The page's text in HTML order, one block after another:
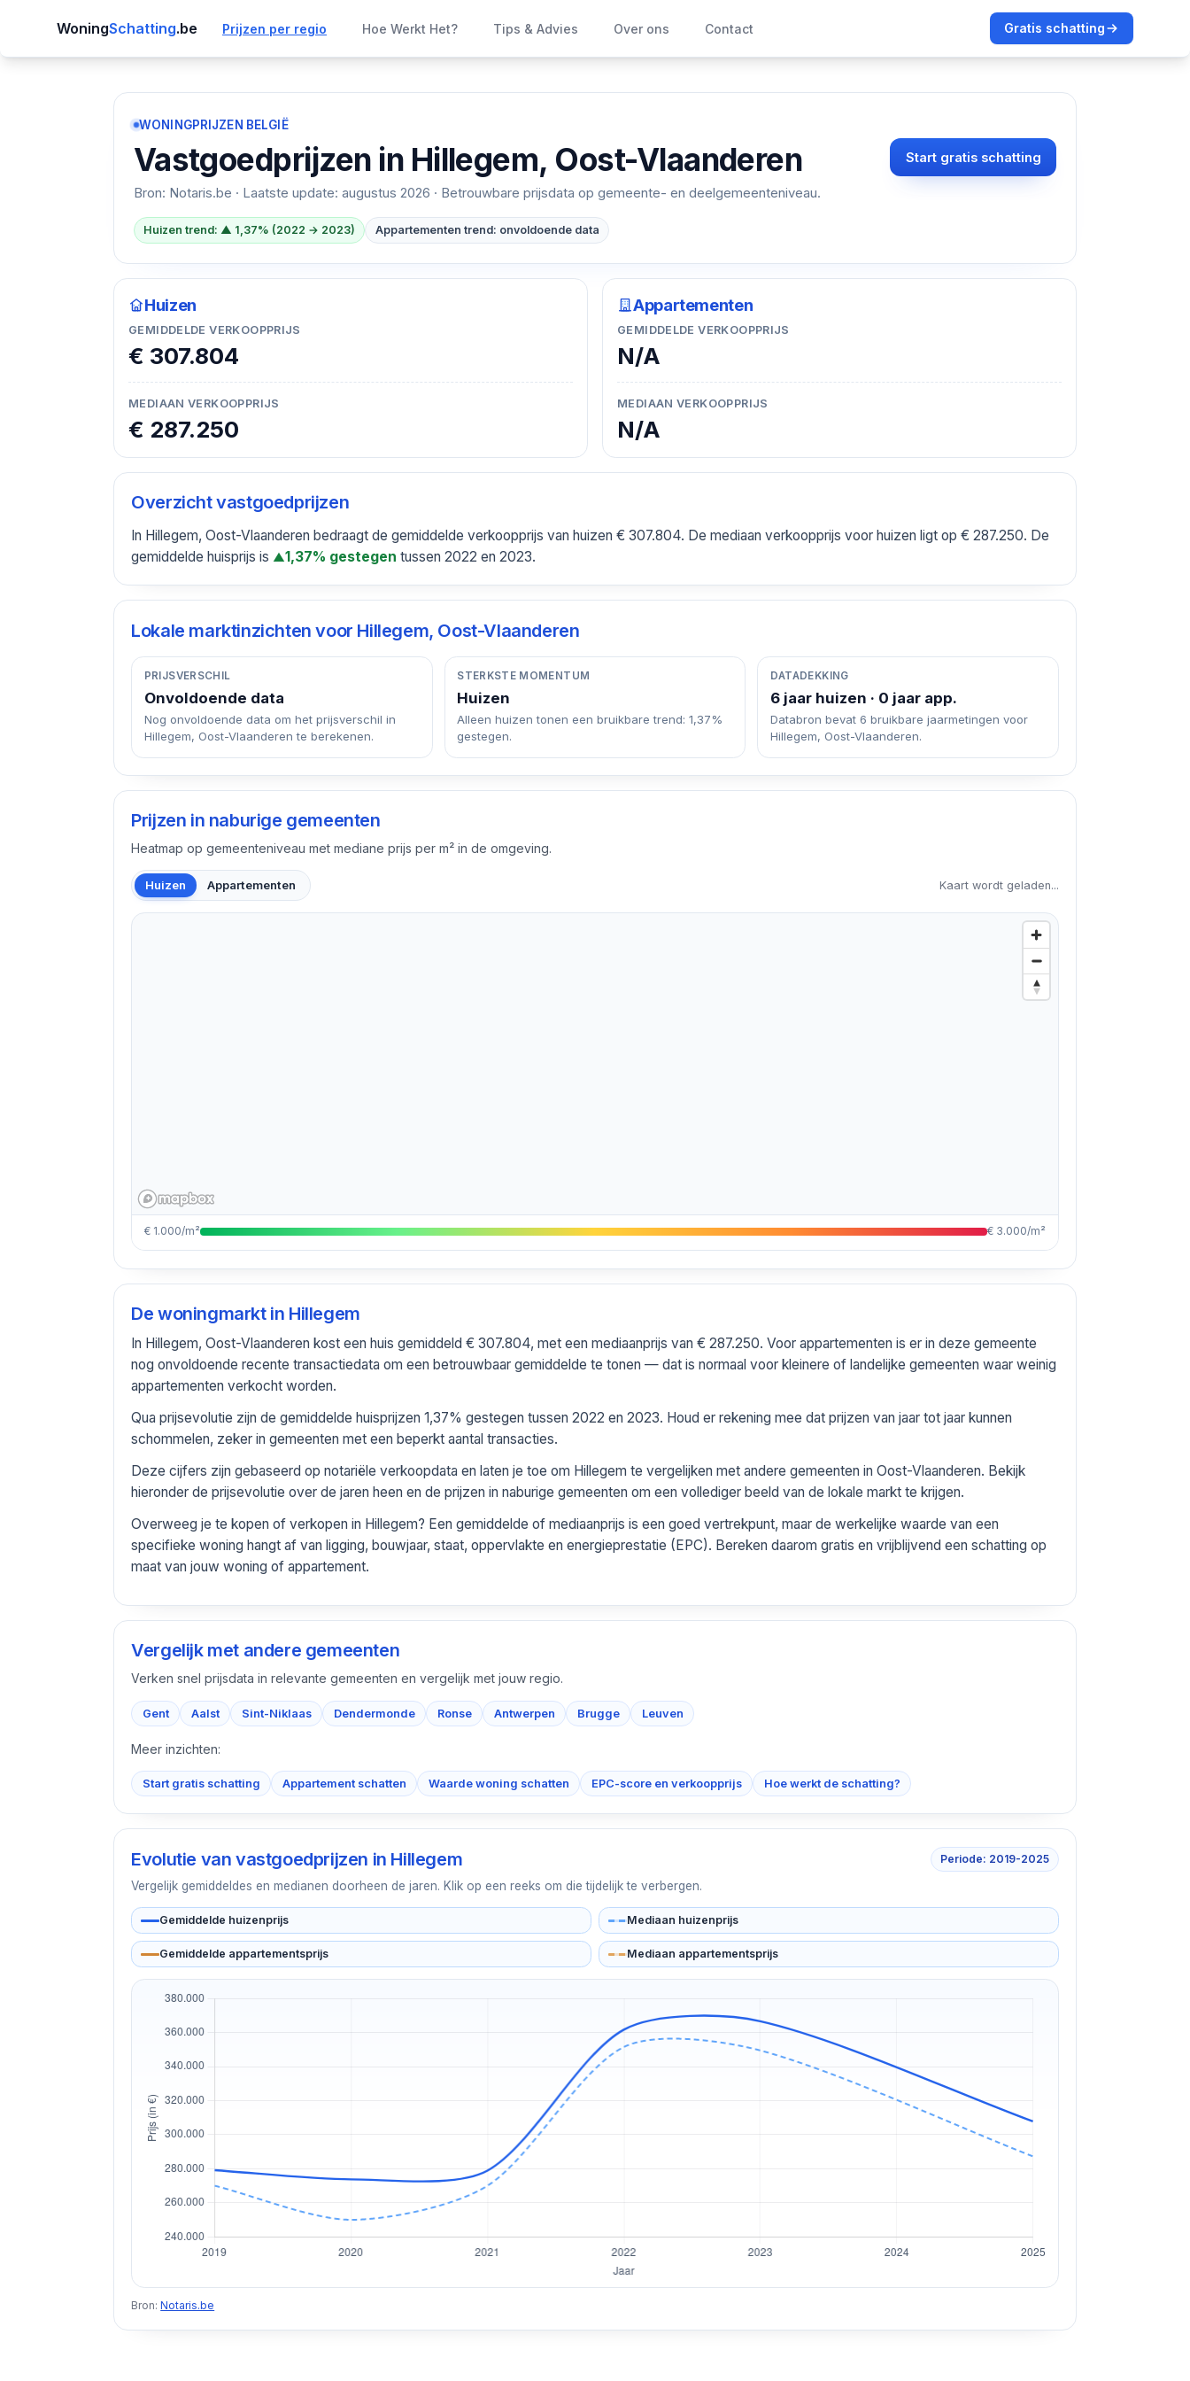
WoningSchatting.be Prijzen per regio Hoe Werkt Het? Tips & Advies Over ons Contact Gratis schatting
WONINGPRIJZEN BELGIË
Vastgoedprijzen in Hillegem, Oost-Vlaanderen
Bron: Notaris.be · Laatste update: augustus 2026 · Betrouwbare prijsdata op gemeente- en deelgemeenteniveau.
Start gratis schatting
Huizen trend: ▲ 1,37% (2022 → 2023) Appartementen trend: onvoldoende data
Huizen
GEMIDDELDE VERKOOPPRIJS
€ 307.804
MEDIAAN VERKOOPPRIJS
€ 287.250
Appartementen
GEMIDDELDE VERKOOPPRIJS
N/A
MEDIAAN VERKOOPPRIJS
N/A
Overzicht vastgoedprijzen
In Hillegem, Oost-Vlaanderen bedraagt de gemiddelde verkoopprijs van huizen € 307.804. De mediaan verkoopprijs voor huizen ligt op € 287.250. De
gemiddelde huisprijs is ▲1,37% gestegen tussen 2022 en 2023.
Lokale marktinzichten voor Hillegem, Oost-Vlaanderen
PRIJSVERSCHIL
Onvoldoende data
Nog onvoldoende data om het prijsverschil in
Hillegem, Oost-Vlaanderen te berekenen.
STERKSTE MOMENTUM
Huizen
Alleen huizen tonen een bruikbare trend: 1,37%
gestegen.
DATADEKKING
6 jaar huizen · 0 jaar app.
Databron bevat 6 bruikbare jaarmetingen voor
Hillegem, Oost-Vlaanderen.
Prijzen in naburige gemeenten
Heatmap op gemeenteniveau met mediane prijs per m² in de omgeving.
Huizen Appartementen Kaart wordt geladen...
€ 1.000/m² € 3.000/m²
De woningmarkt in Hillegem
In Hillegem, Oost-Vlaanderen kost een huis gemiddeld € 307.804, met een mediaanprijs van € 287.250. Voor appartementen is er in deze gemeente
nog onvoldoende recente transactiedata om een betrouwbaar gemiddelde te tonen — dat is normaal voor kleinere of landelijke gemeenten waar weinig
appartementen verkocht worden.
Qua prijsevolutie zijn de gemiddelde huisprijzen 1,37% gestegen tussen 2022 en 2023. Houd er rekening mee dat prijzen van jaar tot jaar kunnen
schommelen, zeker in gemeenten met een beperkt aantal transacties.
Deze cijfers zijn gebaseerd op notariële verkoopdata en laten je toe om Hillegem te vergelijken met andere gemeenten in Oost-Vlaanderen. Bekijk
hieronder de prijsevolutie over de jaren heen en de prijzen in naburige gemeenten om een vollediger beeld van de lokale markt te krijgen.
Overweeg je te kopen of verkopen in Hillegem? Een gemiddelde of mediaanprijs is een goed vertrekpunt, maar de werkelijke waarde van een
specifieke woning hangt af van ligging, bouwjaar, staat, oppervlakte en energieprestatie (EPC). Bereken daarom gratis en vrijblijvend een schatting op
maat van jouw woning of appartement.
Vergelijk met andere gemeenten
Verken snel prijsdata in relevante gemeenten en vergelijk met jouw regio.
Gent Aalst Sint-Niklaas Dendermonde Ronse Antwerpen Brugge Leuven
Meer inzichten:
Start gratis schatting Appartement schatten Waarde woning schatten EPC-score en verkoopprijs Hoe werkt de schatting?
Evolutie van vastgoedprijzen in Hillegem
Vergelijk gemiddeldes en medianen doorheen de jaren. Klik op een reeks om die tijdelijk te verbergen.
Periode: 2019-2025
Gemiddelde huizenprijs Mediaan huizenprijs
Gemiddelde appartementsprijs Mediaan appartementsprijs
Bron:Notaris.be